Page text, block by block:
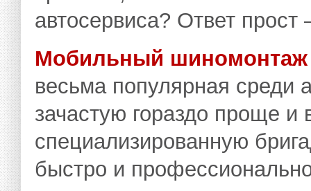
автосервиса? Ответ прост
Мобильный шиномонтаж
весьма популярная среди
зачастую гораздо проще и
специализированную
быстро и